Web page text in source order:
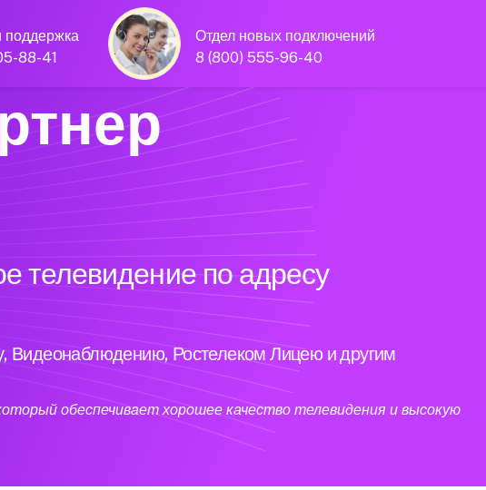
88-41
Отдел новых подключений
8 (800) 555-96-40
телевидение по адресу
Видеонаблюдению, Ростелеком Лицею и другим
обеспечивает хорошее качество телевидения и высокую